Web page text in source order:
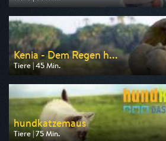
Ausgestrahlt von VOX
am 08.08.2026, 16:50
Kenia - Dem Regen h...
Tiere | 45 Min.
Ausgestrahlt von arte
am 07.08.2026, 17:50
hundkatzemaus
Tiere | 75 Min.